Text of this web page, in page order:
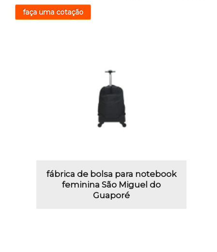
faça uma cotação
fábrica de bolsa para notebook
feminina São Miguel do
Guaporé